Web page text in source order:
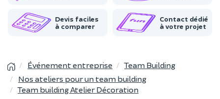
Devis faciles
à comparer
Contact dédié
à votre projet
Événement entreprise
Team Building
Nos ateliers pour un team building
Team building Atelier Décoration